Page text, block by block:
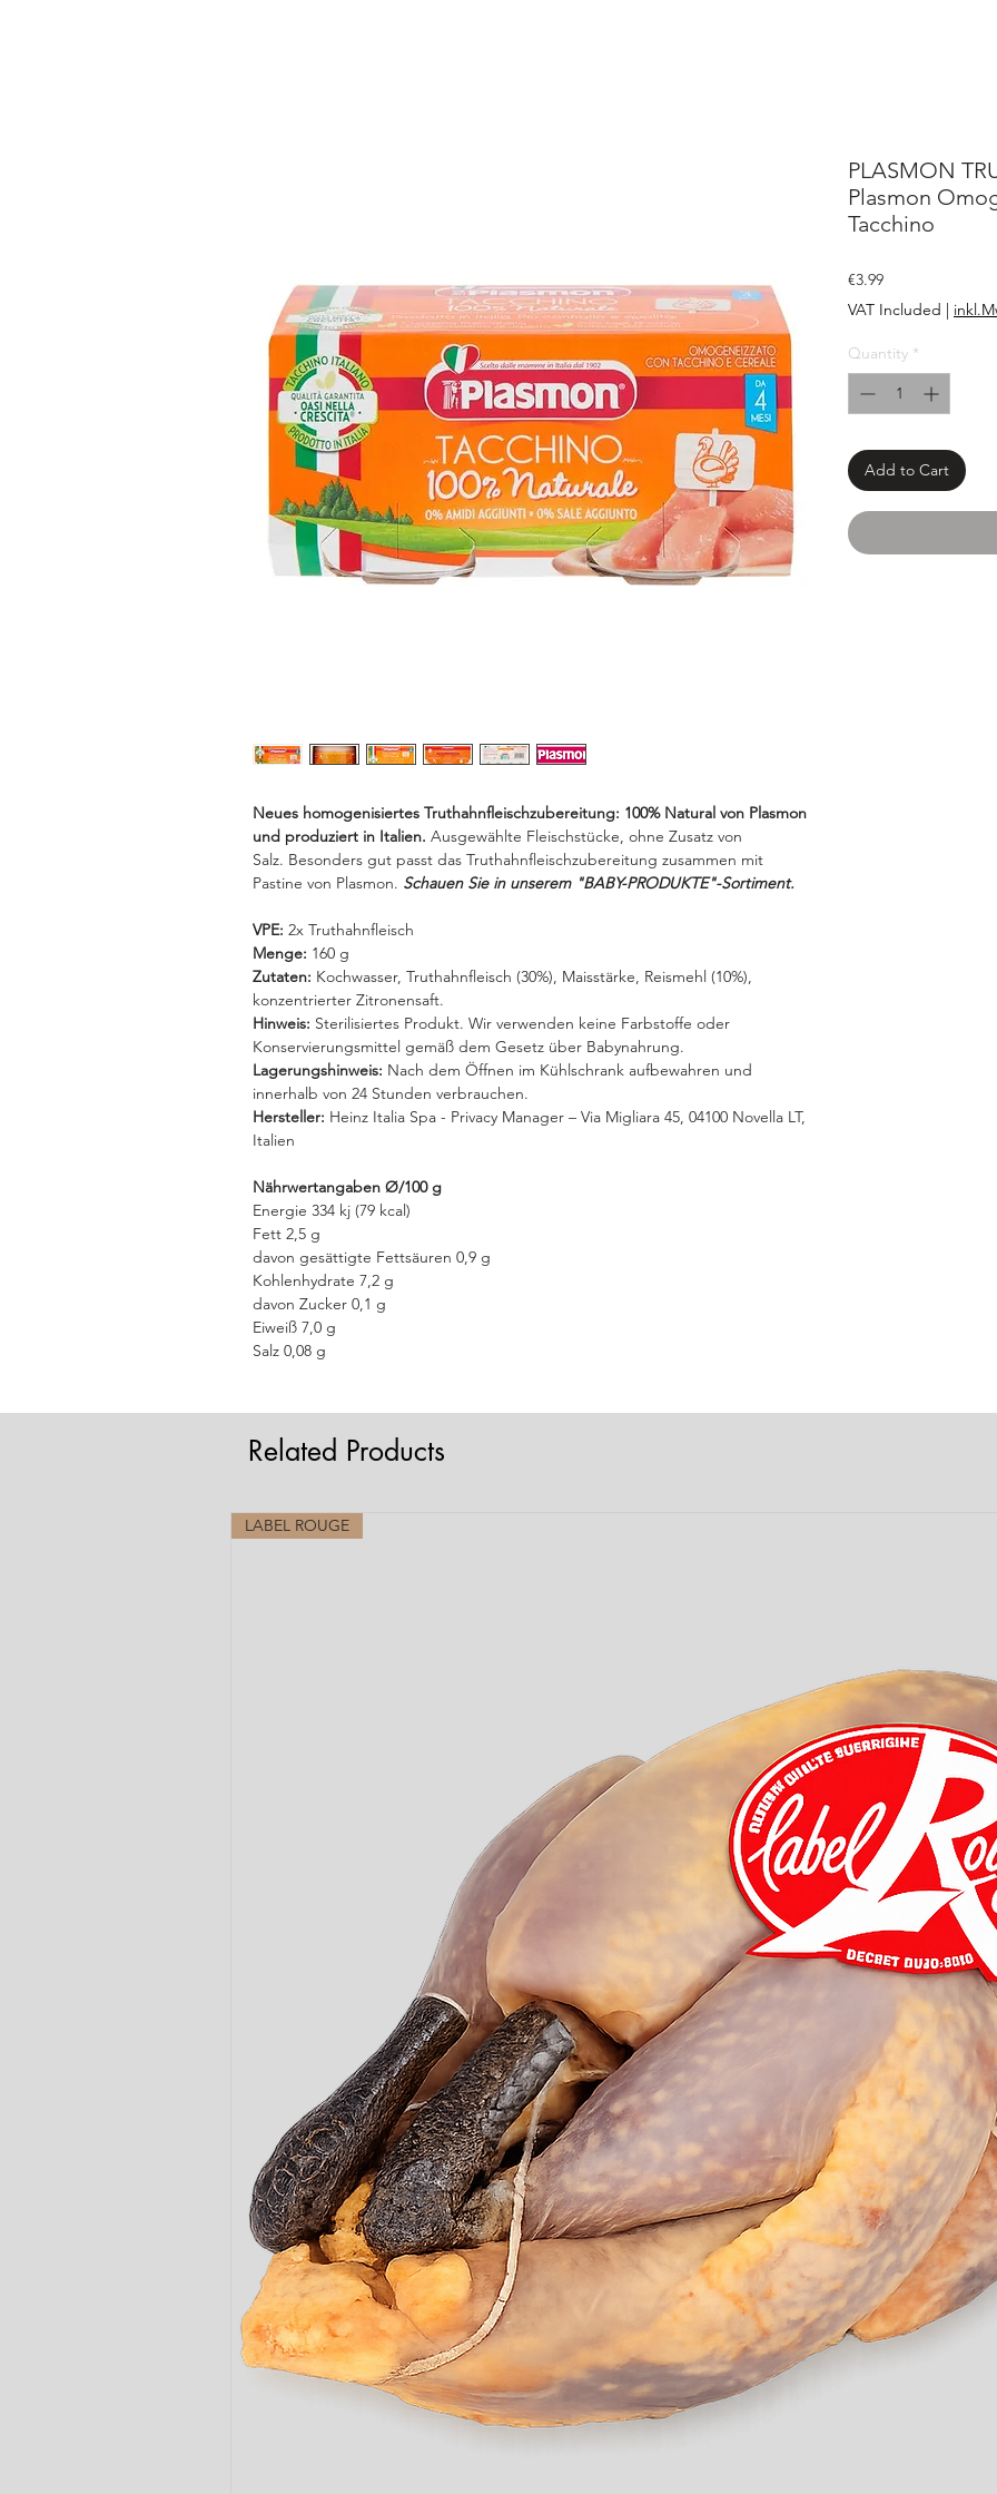
Neues homogenisiertes Truthahnfleischzubereitung: 100% Natural von Plasmon
und produziert in Italien. Ausgewählte Fleischstücke, ohne Zusatz von
Salz. Besonders gut passt das Truthahnfleischzubereitung zusammen mit
Pastine von Plasmon. Schauen Sie in unserem "BABY-PRODUKTE"-Sortiment.
VPE: 2x Truthahnfleisch
Menge: 160 g
Zutaten: Kochwasser, Truthahnfleisch (30%), Maisstärke, Reismehl (10%),
konzentrierter Zitronensaft.
Hinweis: Sterilisiertes Produkt. Wir verwenden keine Farbstoffe oder
Konservierungsmittel gemäß dem Gesetz über Babynahrung.
Lagerungshinweis: Nach dem Öffnen im Kühlschrank aufbewahren und
innerhalb von 24 Stunden verbrauchen.
Hersteller: Heinz Italia Spa - Privacy Manager – Via Migliara 45, 04100 Novella LT,
Italien
Nährwertangaben Ø/100 g
Energie 334 kj (79 kcal)
Fett 2,5 g
davon gesättigte Fettsäuren 0,9 g
Kohlenhydrate 7,2 g
davon Zucker 0,1 g
Eiweiß 7,0 g
Salz 0,08 g
PLASMON
Plasmon
Tacchino
€3.99Price
VAT Included |
Quantity *
Add to Cart
Related Products
LABEL ROUGE